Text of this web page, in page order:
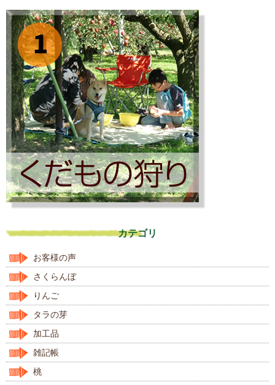
カテゴリ
お客様の声
さくらんぼ
りんご
タラの芽
加工品
雑記帳
桃